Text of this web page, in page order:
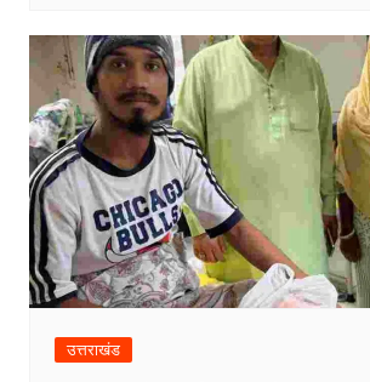
उत्तराखंड